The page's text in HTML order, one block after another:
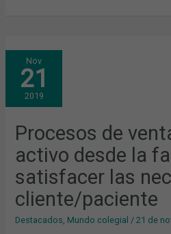
Nov
21
2019
Procesos de
activo desde la
satisfacer las
cliente/paciente
Destacados Mundo colegial /21 de
PROCESOS
DE
VENTA:
CONSEJO
ACTIVO
DESDE
LA
SATISFACER
LAS
NECESIDADES
DEL
CLIENTE/PACIENTE